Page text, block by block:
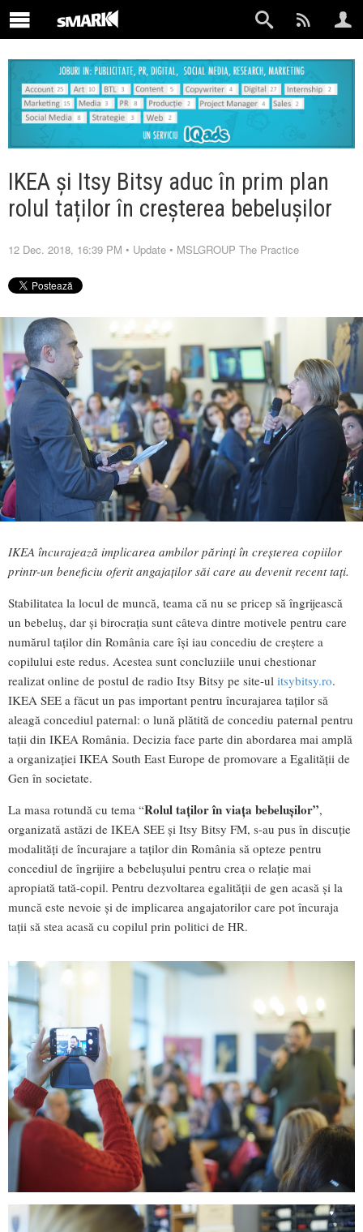
IKEA și Itsy Bitsy aduc în prim plan
rolul taților în creșterea bebelușilor
12 Dec. 2018, 16:39 PM • Update • MSLGROUP The Practice
IKEA încurajează implicarea ambilor părinți în creșterea copiilor
printr-un beneficiu oferit angajaților săi care au devenit recent tați.
Stabilitatea la locul de muncă, teama că nu se pricep să îngrijească
un bebeluș, dar și birocrația sunt câteva dintre motivele pentru care
numărul taților din România care își iau concediu de creștere a
copilului este redus. Acestea sunt concluziile unui chestionar
realizat online de postul de radio Itsy Bitsy pe site-ul itsybitsy.ro.
IKEA SEE a făcut un pas important pentru încurajarea taților să
aleagă concediul paternal: o lună plătită de concediu paternal pentru
tații din IKEA România. Decizia face parte din abordarea mai amplă
a organizației IKEA South East Europe de promovare a Egalității de
Gen în societate.
La masa rotundă cu tema “Rolul taților în viața bebelușilor”,
organizată astăzi de IKEA SEE și Itsy Bitsy FM, s-au pus în discuție
modalități de încurajare a taților din România să opteze pentru
concediul de îngrijire a bebelușului pentru crea o relație mai
apropiată tată-copil. Pentru dezvoltarea egalității de gen acasă și la
muncă este nevoie și de implicarea angajatorilor care pot încuraja
tații să stea acasă cu copilul prin politici de HR.